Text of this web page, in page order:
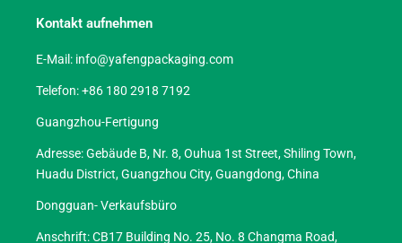
Kontakt aufnehmen
E-Mail: info@yafengpackaging.com
Telefon: +86 180 2918 7192
Guangzhou-Fertigung
Adresse: Gebäude B, Nr. 8, Ouhua 1st Street, Shiling Town,
Huadu District, Guangzhou City, Guangdong, China
Dongguan- Verkaufsbüro
Anschrift: CB17 Building No. 25, No. 8 Changma Road,